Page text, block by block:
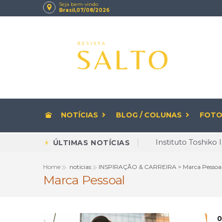
Seja bem-vindo
Brasil,07/08/2026
NOTÍCIAS BLOG / COLUNAS
ÚLTIMAS NOTÍCIAS
Diversidade
Brasileiro cria
Home noticias INSPIRAÇÃO & CARREIRA > Marca
Marca Pessoal